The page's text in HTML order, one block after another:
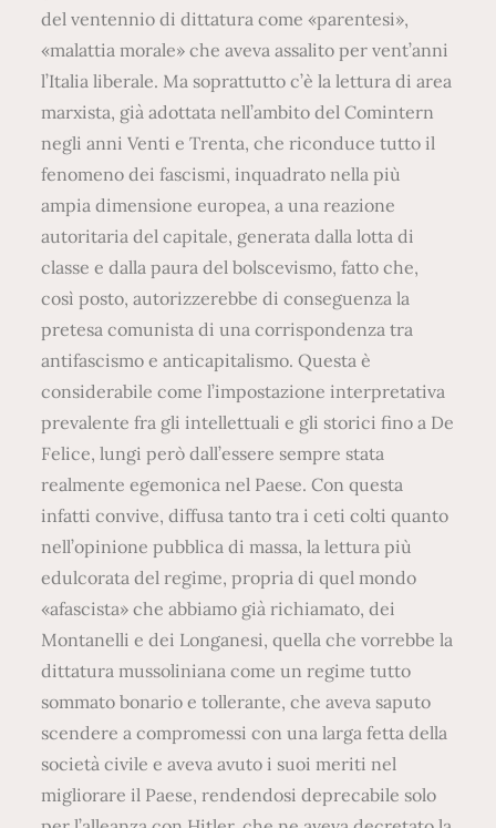
del ventennio di dittatura come «parentesi»,
«malattia morale» che aveva assalito per vent’anni
l’Italia liberale. Ma soprattutto c’è la lettura di area
marxista, già adottata nell’ambito del Comintern
negli anni Venti e Trenta, che riconduce tutto il
fenomeno dei fascismi, inquadrato nella più
ampia dimensione europea, a una reazione
autoritaria del capitale, generata dalla lotta di
classe e dalla paura del bolscevismo, fatto che,
così posto, autorizzerebbe di conseguenza la
pretesa comunista di una corrispondenza tra
antifascismo e anticapitalismo. Questa è
considerabile come l’impostazione interpretativa
prevalente fra gli intellettuali e gli storici fino a De
Felice, lungi però dall’essere sempre stata
realmente egemonica nel Paese. Con questa
infatti convive, diffusa tanto tra i ceti colti quanto
nell’opinione pubblica di massa, la lettura più
edulcorata del regime, propria di quel mondo
«afascista» che abbiamo già richiamato, dei
Montanelli e dei Longanesi, quella che vorrebbe la
dittatura mussoliniana come un regime tutto
sommato bonario e tollerante, che aveva saputo
scendere a compromessi con una larga fetta della
società civile e aveva avuto i suoi meriti nel
migliorare il Paese, rendendosi deprecabile solo